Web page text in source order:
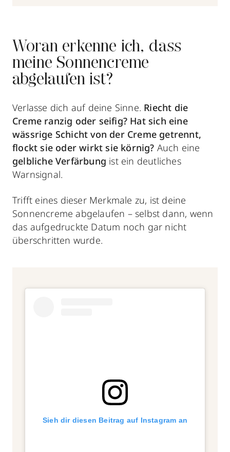
Woran erkenne ich, dass
meine Sonnencreme
abgelaufen ist?
Verlasse dich auf deine Sinne. Riecht die
Creme ranzig oder seifig? Hat sich eine
wässrige Schicht von der Creme getrennt,
flockt sie oder wirkt sie körnig? Auch eine
gelbliche Verfärbung ist ein deutliches
Warnsignal.
Trifft eines dieser Merkmale zu, ist deine
Sonnencreme abgelaufen – selbst dann, wenn
das aufgedruckte Datum noch gar nicht
überschritten wurde.
Sieh dir diesen Beitrag auf Instagram an